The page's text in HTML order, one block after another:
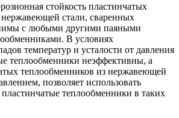
стойкость пластинчатых
стали, сваренных
с любыми другими паяными
В условиях
температур и усталости от давления
теплообменники неэффективны, а
теплообменников из нержавеющей
позволяет использовать
теплообменники в таких